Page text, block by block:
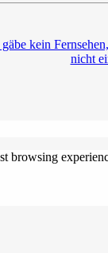
kein
nicht
browsing